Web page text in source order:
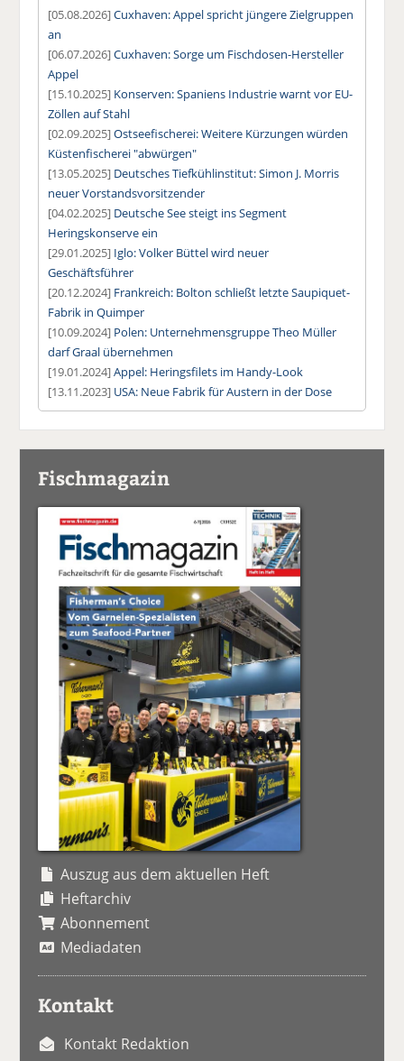
[05.08.2026]Cuxhaven: Appel spricht jüngere Zielgruppen
an
[06.07.2026]Cuxhaven: Sorge um Fischdosen-Hersteller
Appel
[15.10.2025] Konserven: Spaniens Industrie warnt vor EU-
Zöllen auf Stahl
[02.09.2025]Ostseefischerei: Weitere Kürzungen würden
Küstenfischerei "abwürgen"
[13.05.2025] Deutsches Tiefkühlinstitut: Simon J. Morris
neuer Vorstandsvorsitzender
[04.02.2025] Deutsche See steigt ins Segment
Heringskonserve ein
[29.01.2025] Iglo: Volker Büttel wird neuer
Geschäftsführer
[20.12.2024] Frankreich: Bolton schließt letzte Saupiquet-
Fabrik in Quimper
[10.09.2024] Polen: Unternehmensgruppe Theo Müller
darf Graal übernehmen
[19.01.2024]Appel: Heringsfilets im Handy-Look
[13.11.2023] USA: Neue Fabrik für Austern in der Dose
Fischmagazin
Auszug aus dem aktuellen Heft
Heftarchiv
Abonnement
Mediadaten
Kontakt
Kontakt Redaktion